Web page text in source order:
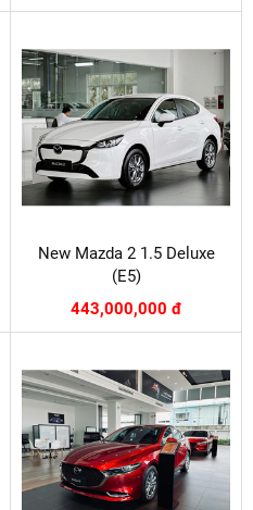
New Mazda 2 1.5 Deluxe
(E5)
443,000,000 đ